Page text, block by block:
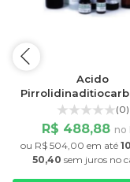
Acido
Amónio (0)
R$ 488,88 no
ou R$ 504,00 em até
50,40 sem juros no